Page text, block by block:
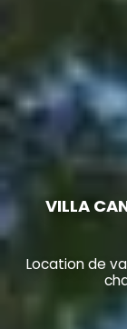
VILLA
Location de